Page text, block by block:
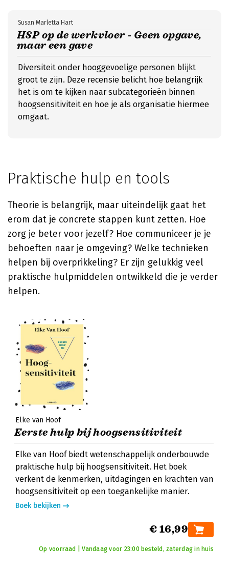
HSP op de werkvloer - Geen opgave,
maar een gave
Susan Marletta Hart
Diversiteit onder hooggevoelige personen blijkt
groot te zijn. Deze recensie belicht hoe belangrijk
het is om te kijken naar subcategorieën binnen
hoogsensitiviteit en hoe je als organisatie hiermee
omgaat.
Praktische hulp en tools
Theorie is belangrijk, maar uiteindelijk gaat het
erom dat je concrete stappen kunt zetten. Hoe
zorg je beter voor jezelf? Hoe communiceer je je
behoeften naar je omgeving? Welke technieken
helpen bij overprikkeling? Er zijn gelukkig veel
praktische hulpmiddelen ontwikkeld die je verder
helpen.
Elke van Hoof
Eerste hulp bij hoogsensitiviteit
Elke van Hoof biedt wetenschappelijk onderbouwde
praktische hulp bij hoogsensitiviteit. Het boek
verkent de kenmerken, uitdagingen en krachten van
hoogsensitiviteit op een toegankelijke manier.
Boek bekijken
€ 16,99
Op voorraad | Vandaag voor 23:00 besteld, zaterdag in huis